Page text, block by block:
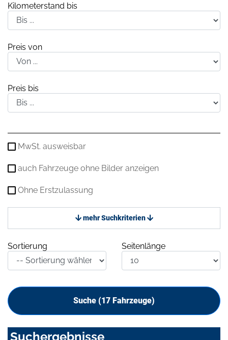
Kilometerstand bis
Preis von
Preis bis
MwSt. ausweisbar
auch Fahrzeuge ohne Bilder anzeigen
Ohne Erstzulassung
mehr Suchkriterien
Sortierung Seitenlänge
Suche (17 Fahrzeuge)
Suchergebnisse